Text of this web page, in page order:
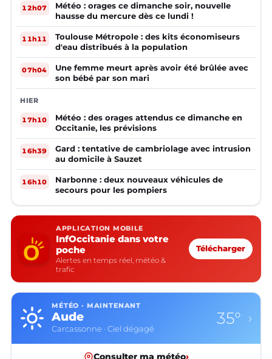
12h07
Météo : orages ce dimanche soir, nouvelle
hausse du mercure dès ce lundi !
11h11
Toulouse Métropole : des kits économiseurs
d'eau distribués à la population
07h04
Une femme meurt après avoir été brûlée avec
son bébé par son mari
HIER
17h10
Météo : des orages attendus ce dimanche en
Occitanie, les prévisions
16h39
Gard : tentative de cambriolage avec intrusion
au domicile à Sauzet
16h10
Narbonne : deux nouveaux véhicules de
secours pour les pompiers
APPLICATION MOBILE
InfOccitanie dans votre
poche
Alertes en temps réel, météo &
trafic
Télécharger
MÉTÉO · MAINTENANT
Aude
Carcassonne · Ciel dégagé
35° ›
Consulter ma météo›